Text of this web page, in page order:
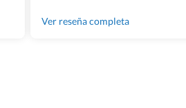
100% recomendado!!
Ver reseña completa